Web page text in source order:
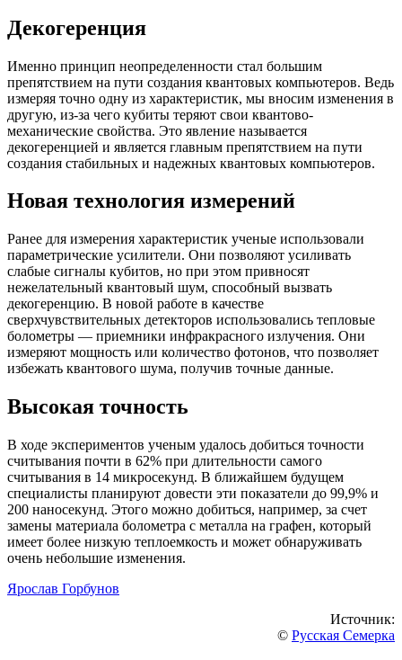
Декогеренция
Именно принцип неопределенности стал большим
препятствием на пути создания квантовых компьютеров. Ведь
измеряя точно одну из характеристик, мы вносим изменения в
другую, из-за чего кубиты теряют свои квантово-
механические свойства. Это явление называется
декогеренцией и является главным препятствием на пути
создания стабильных и надежных квантовых компьютеров.
Новая технология измерений
Ранее для измерения характеристик ученые использовали
параметрические усилители. Они позволяют усиливать
слабые сигналы кубитов, но при этом привносят
нежелательный квантовый шум, способный вызвать
декогеренцию. В новой работе в качестве
сверхчувствительных детекторов использовались тепловые
болометры — приемники инфракрасного излучения. Они
измеряют мощность или количество фотонов, что позволяет
избежать квантового шума, получив точные данные.
Высокая точность
В ходе экспериментов ученым удалось добиться точности
считывания почти в 62% при длительности самого
считывания в 14 микросекунд. В ближайшем будущем
специалисты планируют довести эти показатели до 99,9% и
200 наносекунд. Этого можно добиться, например, за счет
замены материала болометра с металла на графен, который
имеет более низкую теплоемкость и может обнаруживать
очень небольшие изменения.
Ярослав Горбунов
Источник:
© Русская Семерка